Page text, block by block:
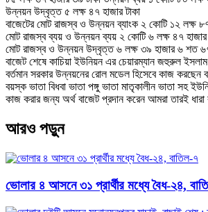
উন্নয়ন উদ্বৃত্ত ৫ লক্ষ ৪৭ হাজার টাকা
বাজেটের মোট রাজস্ব ও উন্নয়ন ব্যাংক ২ কোটি ১২ লক্ষ ৮৭
মোট রাজস্ব ব্যয় ও উন্নয়ন ব্যয় ২ কোটি ৬ লক্ষ ৪৭ হাজার
মোট রাজস্ব ও উন্নয়ন উদ্বৃত্ত ৬ লক্ষ ৩৯ হাজার ৬ শত
বাজেট শেষে কাচিয়া ইউনিয়ন এর চেয়ারম্যান জহুরুল
বর্তমান সরকার উন্নয়নের রোল মডেল হিসেবে কাজ করছেন
বয়স্ক ভাতা বিধবা ভাতা পঙ্গু ভাতা মাতৃকালীন ভাতা সহ
কাজ করার জন্য অর্থ বাজেট প্রদান করেন আমরা তারই ধারা
আরও পড়ুন
ভোলার ৪ আসনে ৩১ প্রার্থীর মধ্যে বৈধ-২৪,